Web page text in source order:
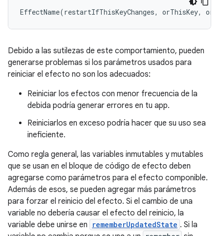
EffectName(restartIfThisKeyChanges, orThisKey,
Debido a las sutilezas de este comportamiento, pueden
generarse problemas si los parámetros usados para
reiniciar el efecto no son los adecuados:
Reiniciar los efectos con menor frecuencia de la
debida podría generar errores en tu app.
Reiniciarlos en exceso podría hacer que su uso sea
ineficiente.
Como regla general, las variables inmutables y mutables
que se usan en el bloque de código de efecto deben
agregarse como parámetros para el efecto componible.
Además de esos, se pueden agregar más parámetros
para forzar el reinicio del efecto. Si el cambio de una
variable no debería causar el efecto del reinicio, la
variable debe unirse en
rememberUpdatedState . Si la